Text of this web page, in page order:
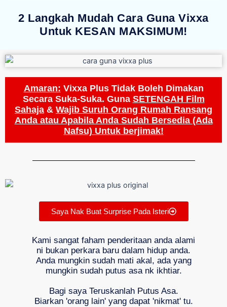
2 Langkah Mudah Cara Guna Vixxa
Untuk KESAN MAKSIMUM!
Amaran: Vixxa Plus Tidak Boleh Dimakan
Secara Suka-Suka. Guna SETENGAH Film
Sahaja & Wajib Suruh Orang Rumah Ransang
Anda atau Apabila Anda Sudah Bersedia (Ada
Nafsu) Untuk berjimak!
Saya Nak Buat Surprise Pada Isteri
Kami sangat faham penderitaan anda alami
ni bukan perkara baru dalam hidup anda.
Anda mungkin sudah mati akal, ada yang
mungkin sudah putus asa nk ikhtiar.
Bagi saya Teruskanlah Putus Asa.
Biarkan 'orang lain' yang dapat 'nikmat' tu.